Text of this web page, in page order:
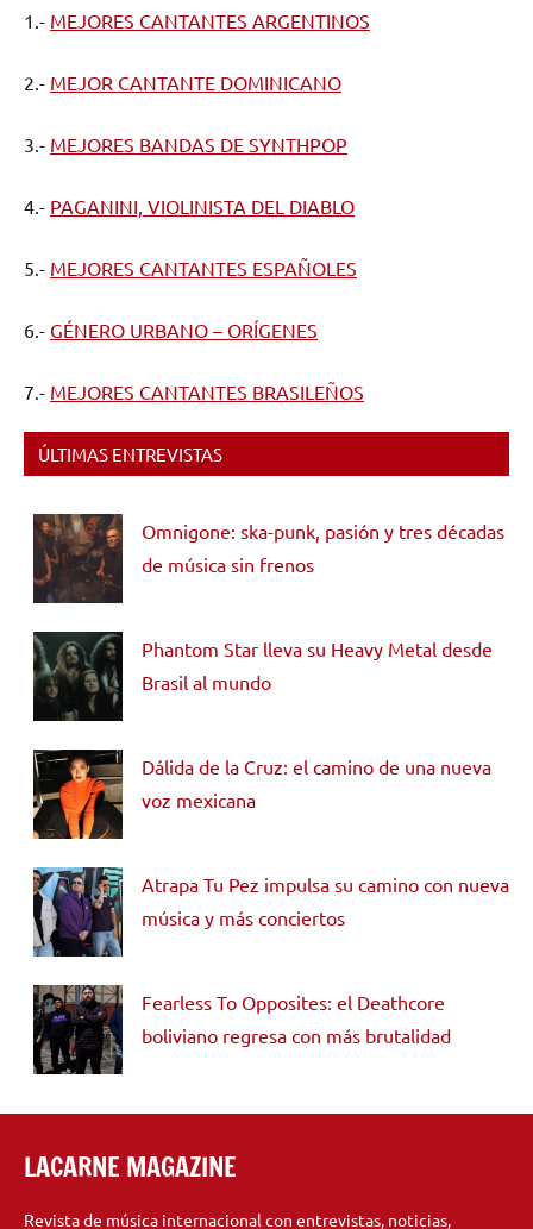
1.- MEJORES CANTANTES ARGENTINOS
2.- MEJOR CANTANTE DOMINICANO
3.- MEJORES BANDAS DE SYNTHPOP
4.- PAGANINI, VIOLINISTA DEL DIABLO
5.- MEJORES CANTANTES ESPAÑOLES
6.- GÉNERO URBANO – ORÍGENES
7.- MEJORES CANTANTES BRASILEÑOS
ÚLTIMAS ENTREVISTAS
Omnigone: ska-punk, pasión y tres décadas
de música sin frenos
Phantom Star lleva su Heavy Metal desde
Brasil al mundo
Dálida de la Cruz: el camino de una nueva
voz mexicana
Atrapa Tu Pez impulsa su camino con nueva
música y más conciertos
Fearless To Opposites: el Deathcore
boliviano regresa con más brutalidad
LACARNE MAGAZINE
Revista de música internacional con entrevistas, noticias,